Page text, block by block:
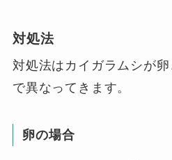
対処法
対処法はカイガラムシが
で異なってきます。
卵の場合